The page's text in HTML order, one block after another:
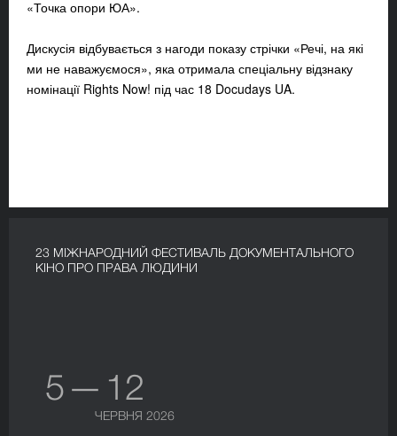
«Точка опори ЮА».
Дискусія відбувається з нагоди показу стрічки «Речі, на які
ми не наважуємося», яка отримала спеціальну відзнаку
номінації Rights Now! під час 18 Docudays UA.
23 МІЖНАРОДНИЙ ФЕСТИВАЛЬ ДОКУМЕНТАЛЬНОГО
КІНО ПРО ПРАВА ЛЮДИНИ
5 — 12
ЧЕРВНЯ 2026